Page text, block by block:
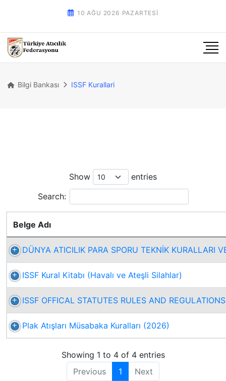
10 AĞU 2026 PAZARTESI
Bilgi Bankası ISSF Kurallari
Show
entries
Search:
Belge Adı
DÜNYA ATICILIK PARA SPORU TEKNİK KURALLARI
ISSF Kural Kitabı (Havalı ve Ateşli Silahlar)
ISSF OFFICAL STATUTES RULES AND REGULATIONS
Plak Atışları Müsabaka Kuralları (2026)
Showing 1 to 4 of 4 entries
Previous
1 Next